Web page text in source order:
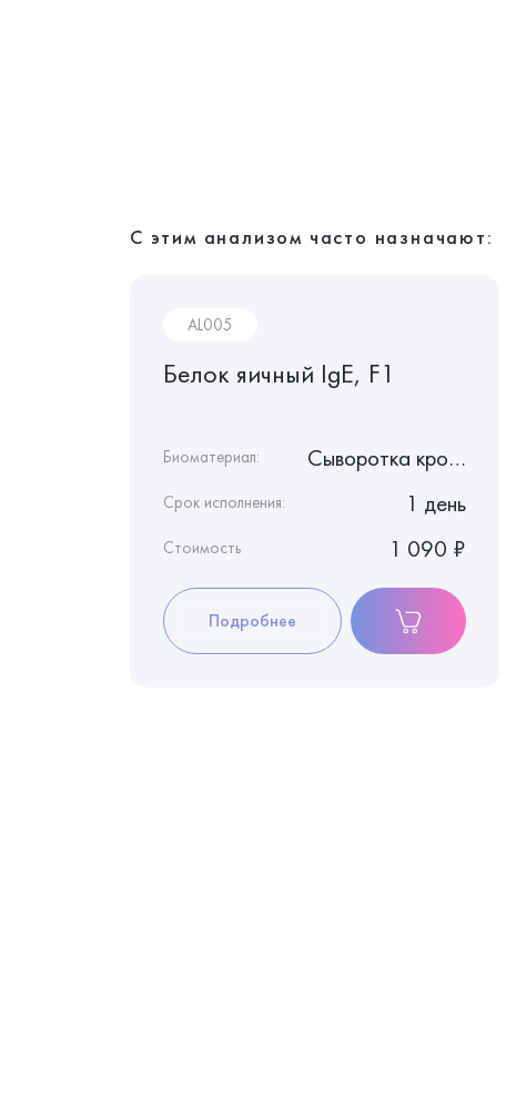
С этим анализом часто назначают:
AL005
Белок яичный IgE, F1
Биоматериал: Сыворотка крови
Срок исполнения: 1 день
Стоимость 1 090 ₽
Подробнее